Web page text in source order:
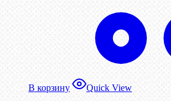
В корзину Quick View